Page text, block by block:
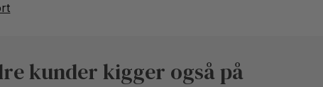
kunder kigger også på